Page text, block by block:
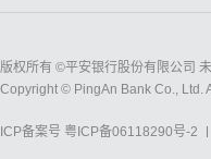
版权所有 ©平安银行股份有限公司
Copyright © PingAn Bank Co., Ltd.
ICP备案号 粤ICP备06118290号-2